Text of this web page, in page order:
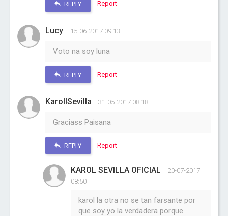
REPLY Report
Lucy 15-06-2017 09:13
Voto na soy luna
REPLY Report
KarollSevilla 31-05-2017 08:18
Graciass Paisana
REPLY Report
KAROL SEVILLA OFICIAL
20-07-2017
08:50
karol la otra no se tan farsante por
que soy yo la verdadera porque